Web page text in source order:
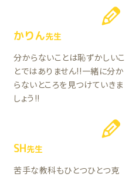
かりん先生
分からないことは恥ずかしいこ
とではありません!!一緒に分か
らないところを見つけていきま
しょう!!
SH先生
苦手な教科もひとつひとつ克